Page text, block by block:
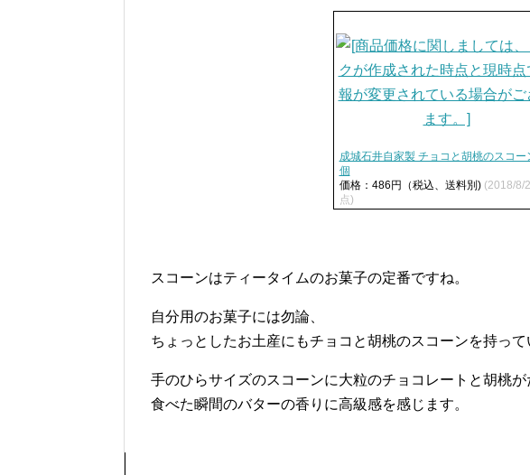
成城石井自家製 チョコと胡桃のスコー
個
価格：486円（税込、送料別) (2018/8/
点)
スコーンはティータイムのお菓子の定番ですね。
自分用のお菓子には勿論、
ちょっとしたお土産にもチョコと胡桃のスコーンを持って
手のひらサイズのスコーンに大粒のチョコレートと胡桃が
食べた瞬間のバターの香りに高級感を感じます。